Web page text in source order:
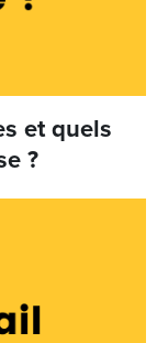
et quels
?